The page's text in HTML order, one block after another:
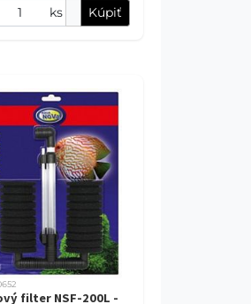
ks Kúpiť
filter NSF-200L -